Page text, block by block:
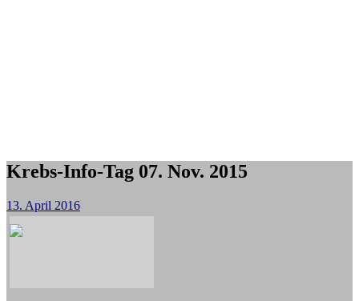
Krebs-Info-Tag 07. Nov. 2015
13. April 2016